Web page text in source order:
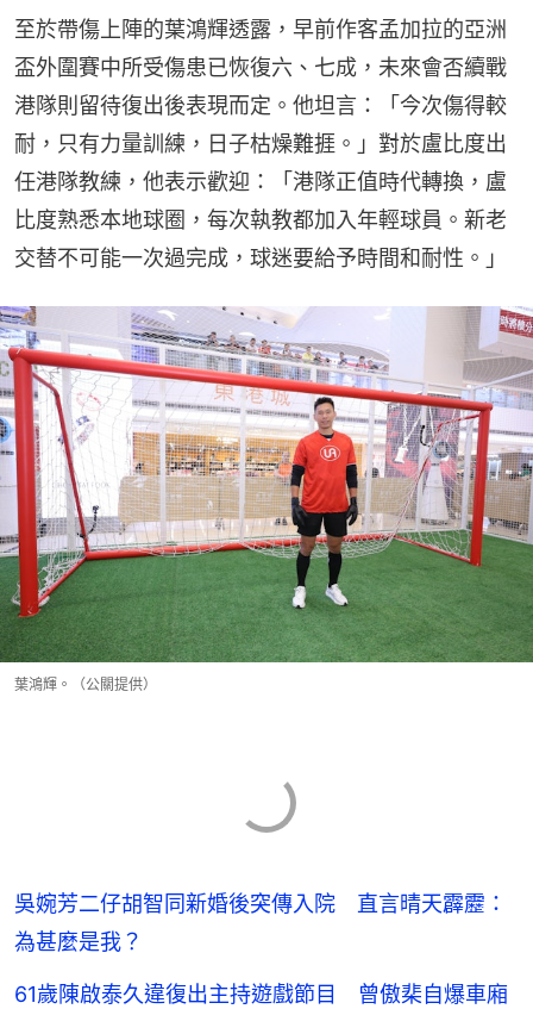
至於帶傷上陣的葉鴻輝透露，早前作客孟加拉的亞洲
盃外圍賽中所受傷患已恢復六、七成，未來會否續戰
港隊則留待復出後表現而定。他坦言：「今次傷得較
耐，只有力量訓練，日子枯燥難捱。」對於盧比度出
任港隊教練，他表示歡迎：「港隊正值時代轉換，盧
比度熟悉本地球圈，每次執教都加入年輕球員。新老
交替不可能一次過完成，球迷要給予時間和耐性。」
葉鴻輝。（公關提供）
吳婉芳二仔胡智同新婚後突傳入院 直言晴天霹靂：
為甚麼是我？
61歲陳啟泰久違復出主持遊戲節目 曾傲棐自爆車廂